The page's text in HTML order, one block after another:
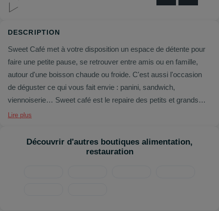
DESCRIPTION
Sweet Café met à votre disposition un espace de détente pour
faire une petite pause, se retrouver entre amis ou en famille,
autour d'une boisson chaude ou froide. C'est aussi l'occasion
de déguster ce qui vous fait envie : panini, sandwich,
viennoiserie… Sweet café est le repaire des petits et grands
gourmands !
sur les saveurs pour autant : vous pouvez emporter votre
commande. Ne vous privez pas, c'est à prix mini !
Lire plus
Découvrir d'autres boutiques alimentation,
restauration